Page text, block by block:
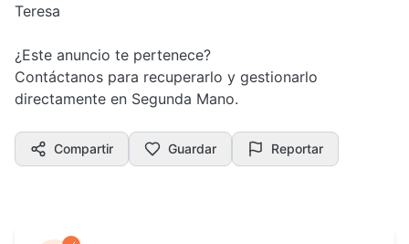
Teresa
¿Este anuncio te pertenece?
Contáctanos para recuperarlo y gestionarlo
directamente en Segunda Mano.
Compartir Guardar Reportar